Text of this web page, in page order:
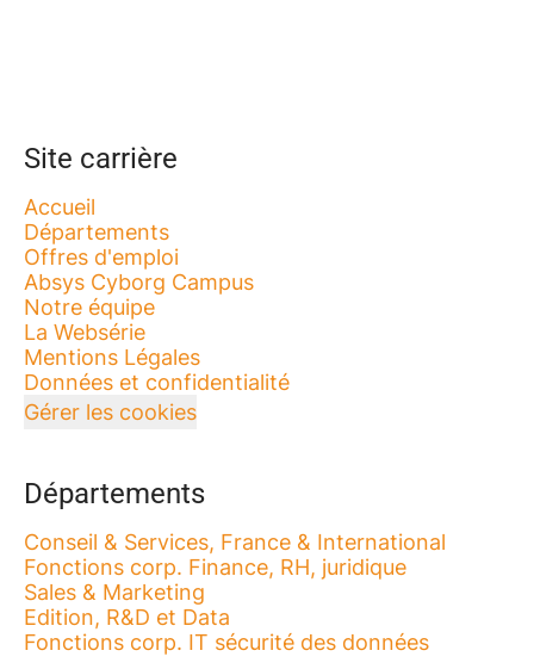
Site carrière
Accueil
Départements
Offres d'emploi
Absys Cyborg Campus
Notre équipe
La Websérie
Mentions Légales
Données et confidentialité
Gérer les cookies
Départements
Conseil & Services, France & International
Fonctions corp. Finance, RH, juridique
Sales & Marketing
Edition, R&D et Data
Fonctions corp. IT sécurité des données